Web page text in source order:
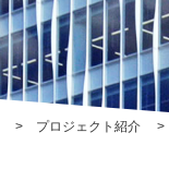
プロジェクト紹介